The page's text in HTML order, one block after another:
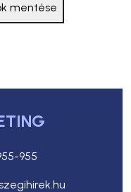
mentése
955